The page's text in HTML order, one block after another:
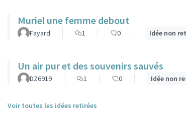
Muriel une femme debout
Fayard 1 0 Idée non
Un air pur et des souvenirs sauvés
DZ6919 1 0 Idée non
Voir toutes les idées retirées